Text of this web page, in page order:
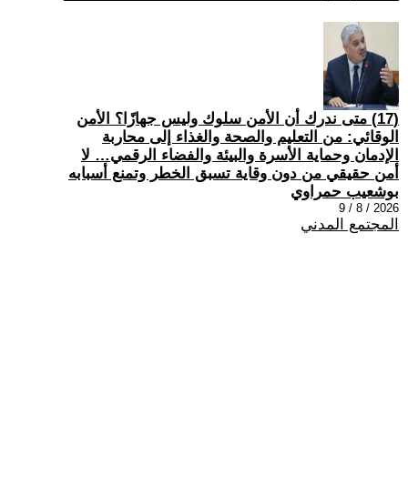
(17) متى ندرك أن الأمن سلوك وليس جهازًا؟ الأمن
الوقائي: من التعليم والصحة والغذاء إلى محاربة
الإدمان وحماية الأسرة والبيئة والفضاء الرقمي… لا
أمن حقيقي من دون وقاية تسبق الخطر وتمنع أسبابه
بوشعيب حمراوي
2026 / 8 / 9
المجتمع المدني